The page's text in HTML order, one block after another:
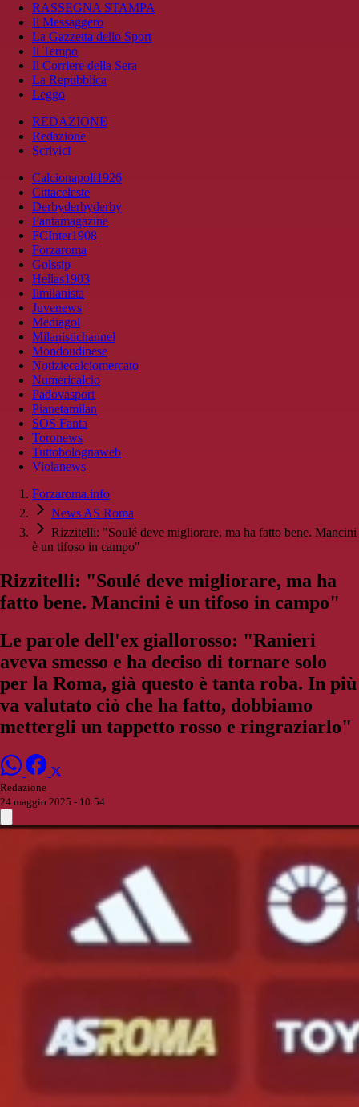
RASSEGNA STAMPA
Il Messaggero
La Gazzetta dello Sport
Il Tempo
Il Corriere della Sera
La Repubblica
Leggo
REDAZIONE
Redazione
Scrivici
Calcionapoli1926
Cittaceleste
Derbyderbyderby
Fantamagazine
FCInter1908
Forzaroma
Golssip
Hellas1903
Ilmilanista
Juvenews
Mediagol
Milanistichannel
Mondoudinese
Notiziecalciomercato
Numericalcio
Padovasport
Pianetamilan
SOS Fanta
Toronews
Tuttobolognaweb
Violanews
Forzaroma.info
News AS Roma
Rizzitelli: "Soulé deve migliorare, ma ha fatto bene. Mancini
è un tifoso in campo"
Rizzitelli: "Soulé deve migliorare, ma ha
fatto bene. Mancini è un tifoso in campo"
Le parole dell'ex giallorosso: "Ranieri
aveva smesso e ha deciso di tornare solo
per la Roma, già questo è tanta roba. In più
va valutato ciò che ha fatto, dobbiamo
mettergli un tappetto rosso e ringraziarlo"
Redazione
24 maggio 2025 - 10:54